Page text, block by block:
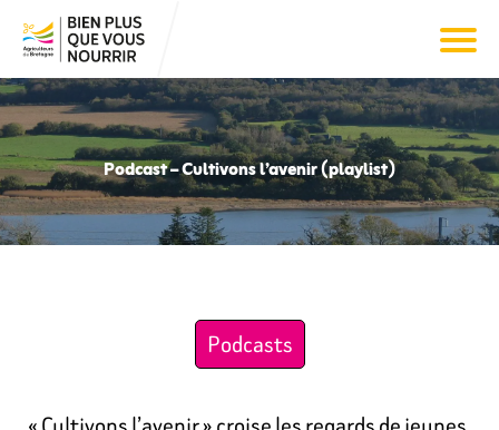
Podcast – Cultivons l’avenir (playlist)
Podcasts